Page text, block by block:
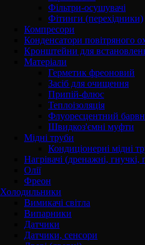
Фільтри-осушувачі
Фітинги (перехідники)
Компресори
Конденсатори повітряного
Кронштейни для
Матеріали
Герметик фреоновий
Засіб для очищення
Припій-флюс
Теплоізоляція
Флуоресцентний
Швидкоз'ємні муфти
Мідні труби
Кондиціонерні мідні
Нагрівачі (дренажні, гнучкі,
Олії
Фреон
Холодильники
Вимикачі світла
Випарники
Датчики
Датчики, сенсори